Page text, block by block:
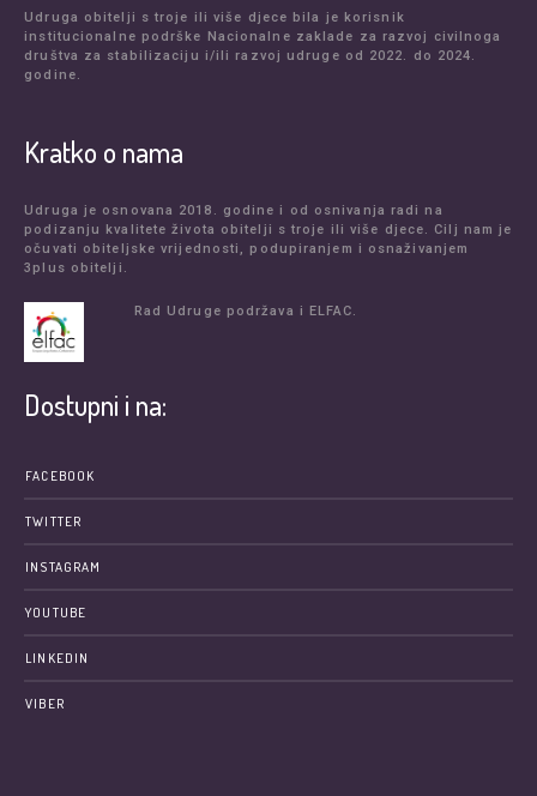
Udruga obitelji s troje ili više djece bila je korisnik
institucionalne podrške Nacionalne zaklade za razvoj civilnoga
društva za stabilizaciju i/ili razvoj udruge od 2022. do 2024.
godine.
Kratko o nama
Udruga je osnovana 2018. godine i od osnivanja radi na
podizanju kvalitete života obitelji s troje ili više djece. Cilj nam je
očuvati obiteljske vrijednosti, podupiranjem i osnaživanjem
3plus obitelji.
Rad Udruge podržava i ELFAC.
Dostupni i na:
FACEBOOK
TWITTER
INSTAGRAM
YOUTUBE
LINKEDIN
VIBER